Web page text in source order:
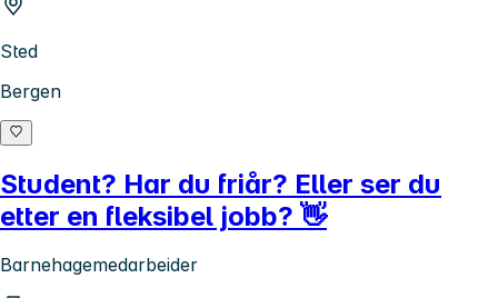
Sted
Bergen
Student? Har du friår? Eller ser du
etter en fleksibel jobb? 👋
Barnehagemedarbeider